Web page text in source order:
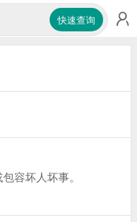
快速查询
容坏人坏事。